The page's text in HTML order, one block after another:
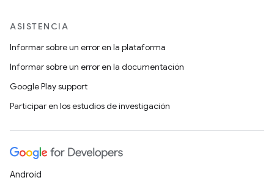
ASISTENCIA
Informar sobre un error en la plataforma
Informar sobre un error en la documentación
Google Play support
Participar en los estudios de investigación
Android